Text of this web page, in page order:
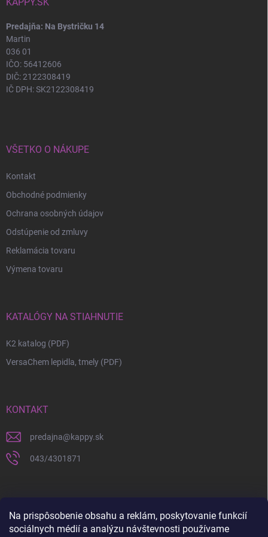
Na prispôsobenie obsahu a reklám, poskytovanie funkcií
sociálnych médií a analýzu návštevnosti používame
Predajňa: Na Bystričku 14
Martin
036 01
IČO: 56412606
DIČ: 2122308419
IČ DPH: SK2122308419
VŠETKO O NÁKUPE
Kontakt
Obchodné podmienky
Ochrana osobných údajov
Odstúpenie od zmluvy
Reklamácia tovaru
Výmena tovaru
KATALÓGY NA STIAHNUTIE
K2 katalog (PDF)
VersaChem lepidla, tmely (PDF)
KONTAKT
predajna@kappy.sk
043/4301871